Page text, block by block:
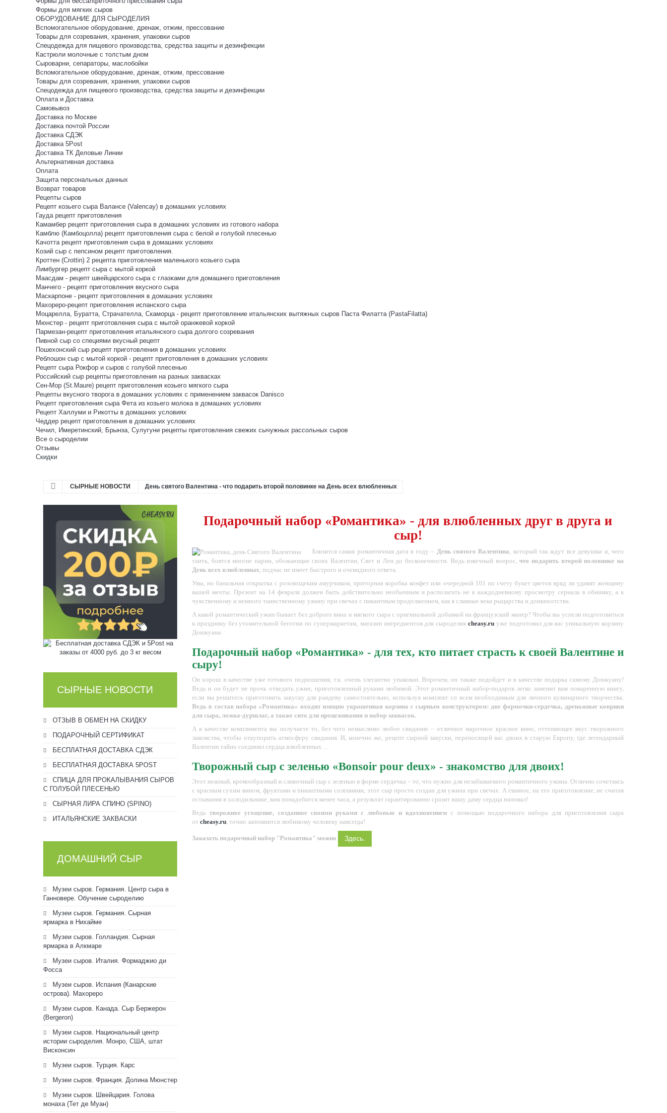
Формы для мягких сыров
ОБОРУДОВАНИЕ ДЛЯ СЫРОДЕЛИЯ
Вспомогательное оборудование, дренаж, отжим, прессование
Товары для созревания, хранения, упаковки сыров
Спецодежда для пищевого производства, средства защиты и дезинфекции
Кастрюли молочные с толстым дном
Сыроварни, сепараторы, маслобойки
Вспомогательное оборудование, дренаж, отжим, прессование
Товары для созревания, хранения, упаковки сыров
Спецодежда для пищевого производства, средства защиты и дезинфекции
Оплата и Доставка
Самовывоз
Доставка по Москве
Доставка почтой России
Доставка СДЭК
Доставка 5Post
Доставка ТК Деловые Линии
Альтернативная доставка
Оплата
Защита персональных данных
Возврат товаров
Рецепты сыров
Рецепт козьего сыра Валансе (Valencay) в домашних условиях
Гауда рецепт приготовления
Камамбер рецепт приготовления сыра в домашних условиях из готового набора
Камблю (Камбоцолла) рецепт приготовления сыра с белой и голубой плесенью
Качотта рецепт приготовления сыра в домашних условиях
Козий сыр с пепсином рецепт приготовления.
Кроттен (Crottin) 2 рецепта приготовления маленького козьего сыра
Лимбургер рецепт сыра с мытой коркой
Маасдам - рецепт швейцарского сыра с глазками для домашнего приготовления
Манчего - рецепт приготовления вкусного сыра
Маскарпоне - рецепт приготовления в домашних условиях
Махореро-рецепт приготовления испанского сыра
Моцарелла, Буратта, Страчателла, Скаморца - рецепт приготовление итальянских вытяжных сыров Паста Филатта (PastaFilatta)
Мюнстер - рецепт приготовления сыра с мытой оранжевой коркой
Пармезан-рецепт приготовления итальянского сыра долгого созревания
Пивной сыр со специями вкусный рецепт
Пошехонский сыр рецепт приготовления в домашних условиях
Реблошон сыр с мытой коркой - рецепт приготовления в домашних условиях
Рецепт сыра Рокфор и сыров с голубой плесенью
Российский сыр рецепты приготовления на разных заквасках
Сен-Мор (St.Maure) рецепт приготовления козьего мягкого сыра
Рецепты вкусного творога в домашних условиях с применением заквасок Danisco
Рецепт приготовления сыра Фета из козьего молока в домашних условиях
Рецепт Халлуми и Рикотты в домашних условиях
Чеддер рецепт приготовления в домашних условиях
Чечил, Имеретинский, Брынза, Сулугуни рецепты приготовления свежих сычужных рассольных сыров
Все о сыроделии
Отзывы
Скидки
СЫРНЫЕ НОВОСТИ День святого Валентина - что подарить второй половинке на День всех влюбленных
СЫРНЫЕ НОВОСТИ
ОТЗЫВ В ОБМЕН НА СКИДКУ
ПОДАРОЧНЫЙ СЕРТИФИКАТ
БЕСПЛАТНАЯ ДОСТАВКА СДЭК
БЕСПЛАТНАЯ ДОСТАВКА 5POST
СПИЦА ДЛЯ ПРОКАЛЫВАНИЯ СЫРОВ
С ГОЛУБОЙ ПЛЕСЕНЬЮ
СЫРНАЯ ЛИРА СПИНО (SPINO)
ИТАЛЬЯНСКИЕ ЗАКВАСКИ
ДОМАШНИЙ СЫР
Музеи сыров. Германия. Центр сыра в
Ганновере. Обучение сыроделию
Музеи сыров. Германия. Сырная
ярмарка в Нихайме
Музеи сыров. Голландия. Сырная
ярмарка в Алкмаре
Музеи сыров. Италия. Формаджио ди
Фосса
Музеи сыров. Испания (Канарские
острова). Махореро
Музеи сыров. Канада. Сыр Бержерон
(Bergeron)
Музеи сыров. Национальный центр
истории сыроделия. Монро, США, штат
Висконсин
Музеи сыров. Турция. Карс
Музеи сыров. Франция. Долина Мюнстер
Музеи сыров. Швейцария. Голова
монаха (Тет де Муан)
Подарочный набор «Романтика» - для влюбленных друг в друга и
сыр!
Близится самая романтичная дата в году – День святого Валентина, который так ждут все девушки и, чего
таить, боятся многие парни, обожающие своих Валентин, Свет и Лен до бесконечности. Ведь извечный вопрос,что подарить второй половинке на
День всех влюбленных, подчас не имеет быстрого и очевидного ответа.
Увы, но банальная открытка с розовощеким амурчиком, приторная коробка конфет или очередной 101 по счету букет цветов вряд ли удивят женщину
вашей мечты. Презент на 14 февраля должен быть действительно необычным и располагать не к каждодневному просмотру сериала в обнимку, а к
чувственному и немного таинственному ужину при свечах с пикантным продолжением, как в славные века рыцарства и донкихотства.
А какой романтический ужин бывает без доброго вина и мягкого сыра с оригинальной добавкой на французский манер? Чтобы вы успели подготовиться
к празднику без утомительной беготни по супермаркетам, магазин ингредиентов для сыроделияcheasy.ru уже подготовил для вас уникальную корзину
Донжуана:
Подарочный набор «Романтика» - для тех, кто питает страсть к своей Валентине и
сыру!
Он хорош в качестве уже готового подношения, т.к. очень элегантно упакован. Впрочем, он также подойдет и в качестве подарка самому Донжуану!
Ведь и он будет не прочь отведать ужин, приготовленный руками любимой. Этот романтичный набор-подарок легко заменит вам поваренную книгу,
если вы решитесь приготовить закуску для рандеву самостоятельно, используя комплект со всем необходимым для личного кулинарного творчества.
Ведь в состав набора «Романтика» входит изящно украшенная корзина с сырным конструктором: две формочки-сердечка, дренажные коврики
для сыра, ложка-дуршлаг, а также сито для процеживания и набор заквасок.
А в качестве комплимента вы получаете то, без чего немыслимо любое свидание – отличное марочное красное вино, оттеняющее вкус творожного
лакомства, чтобы откупорить атмосферу свидания. И, конечно же, рецепт сырной закуски, переносящей вас двоих в старую Европу, где легендарный
Валентин тайно соединял сердца влюбленных…
Творожный сыр с зеленью «Bonsoir pour deux» - знакомство для двоих!
Этот нежный, кремообразный и сливочный сыр с зеленью в форме сердечка – то, что нужно для незабываемого романтичного ужина. Отлично сочетаясь
с красным сухим вином, фруктами и пикантными солениями, этот сыр просто создан для ужина при свечах. А главное, на его приготовление, не считая
остывания в холодильнике, вам понадобится менее часа, а результат гарантированно сразит вашу даму сердца наповал!
Ведьтворожное угощение, созданное своими руками с любовью и вдохновением с помощью подарочного набора для приготовления сыра
от cheasy.ru, точно запомнится любимому человеку навсегда!
Заказать подарочный набор "Романтика" можно Здесь.